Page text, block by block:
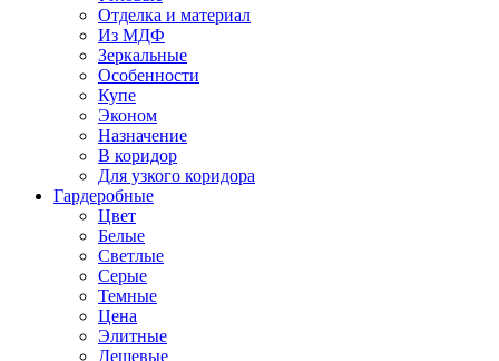
Отделка и материал
Из МДФ
Зеркальные
Особенности
Купе
Эконом
Назначение
В коридор
Для узкого коридора
Гардеробные
Цвет
Белые
Светлые
Серые
Темные
Цена
Элитные
Дешевые